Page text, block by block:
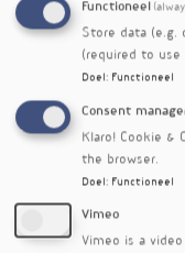
Functioneel
Store data (e.g.
(required to use
Doel : Functioneel
Consent
Klaro! Cookie &
the browser.
Doel : Functioneel
Vimeo
Vimeo is a